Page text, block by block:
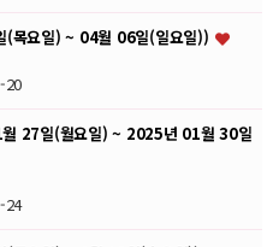
목요일) ~ 04월 06일(일요일))
20
27일(월요일) ~ 2025년 01월 30일
24